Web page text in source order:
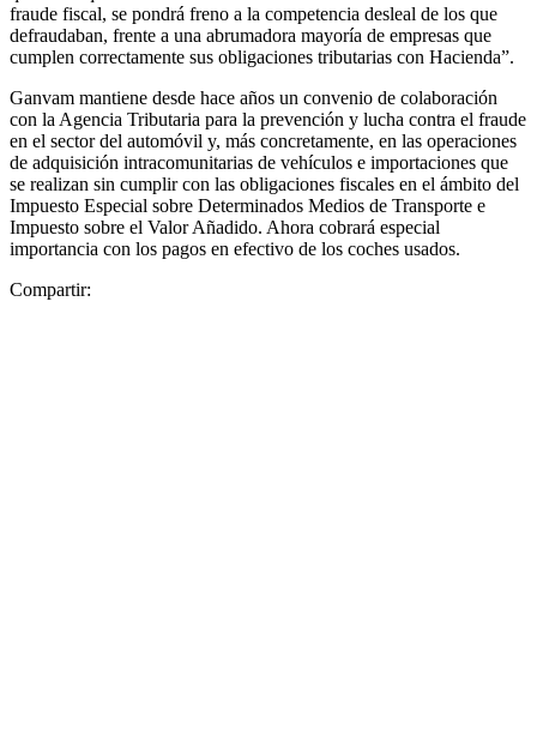
fraude fiscal, se pondrá freno a la competencia desleal de los que
defraudaban, frente a una abrumadora mayoría de empresas que
cumplen correctamente sus obligaciones tributarias con Hacienda”.
Ganvam mantiene desde hace años un convenio de colaboración
con la Agencia Tributaria para la prevención y lucha contra el fraude
en el sector del automóvil y, más concretamente, en las operaciones
de adquisición intracomunitarias de vehículos e importaciones que
se realizan sin cumplir con las obligaciones fiscales en el ámbito del
Impuesto Especial sobre Determinados Medios de Transporte e
Impuesto sobre el Valor Añadido. Ahora cobrará especial
importancia con los pagos en efectivo de los coches usados.
Compartir: